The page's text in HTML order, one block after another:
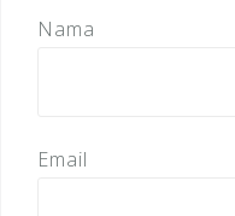
Nama
Email